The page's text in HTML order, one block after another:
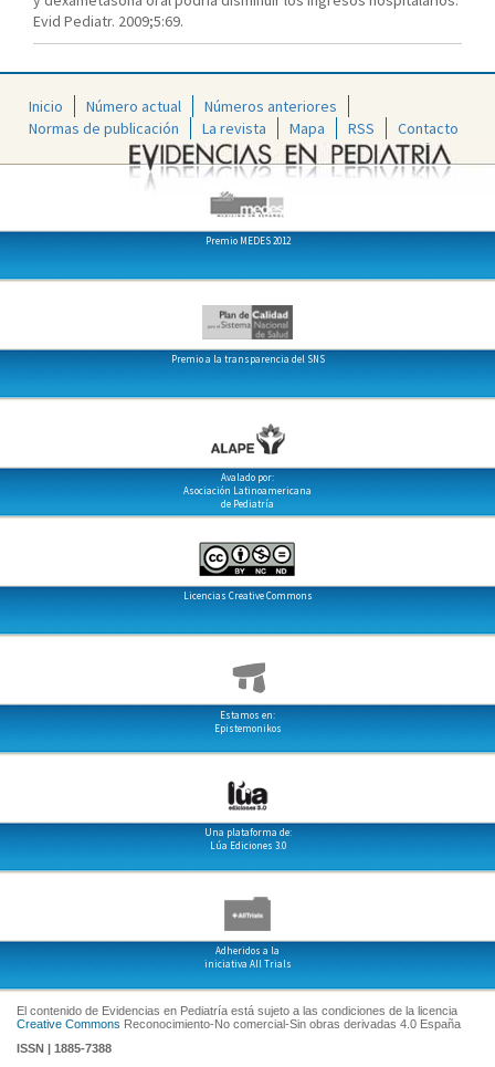
Evid Pediatr. 2009;5:69.
Inicio Número actual
Números anteriores
Normas de publicación
La revista Mapa RSS Contacto
Premio MEDES 2012
Premio a la transparencia del SNS
Avalado por:
Asociación Latinoamericana
de Pediatría
Licencias Creative Commons
Estamos en:
Epistemonikos
Una plataforma de:
Lúa Ediciones 3.0
Adheridos a la
iniciativa All Trials
El contenido de Evidencias en Pediatría está sujeto a las condiciones de la licencia
Creative Commons Reconocimiento-No comercial-Sin obras derivadas 4.0 España
ISSN | 1885-7388